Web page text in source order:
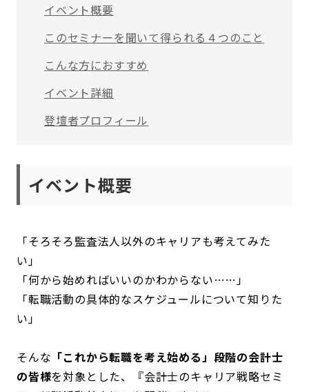
イベント概要
このセミナーを聞いて得られる４つのこと
こんな方におすすめ
イベント詳細
登壇者プロフィール
イベント概要
「そろそろ監査法人以外のキャリアも考えてみた
い」
「何から始めればいいのかわからない……」
「転職活動の具体的なスケジュールについて知りた
い」
そんな 「これから転職を考え始める」段階の会計士
の皆様を対象とした、『会計士のキャリア戦略セミ